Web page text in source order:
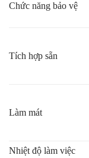
Chức năng bảo vệ
Tích hợp sẵn
Làm mát
Nhiệt độ làm việc